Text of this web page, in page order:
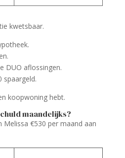
kwetsbaar.
DUO aflossingen.
spaargeld.
koopwoning hebt.
maandelijks?
Melissa €530 per maand aan